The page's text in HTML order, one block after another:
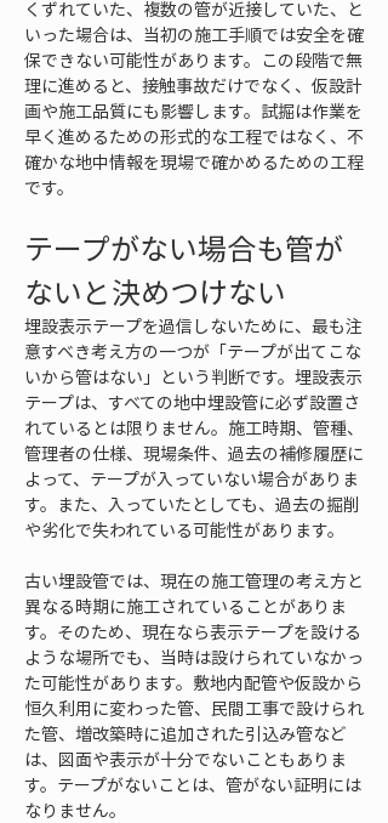
くずれていた、複数の管が近接していた、と
いった場合は、当初の施工手順では安全を確
保できない可能性があります。この段階で無
理に進めると、接触事故だけでなく、仮設計
画や施工品質にも影響します。試掘は作業を
早く進めるための形式的な工程ではなく、不
確かな地中情報を現場で確かめるための工程
です。
テープがない場合も管が
ないと決めつけない
埋設表示テープを過信しないために、最も注
意すべき考え方の一つが「テープが出てこな
いから管はない」という判断です。埋設表示
テープは、すべての地中埋設管に必ず設置さ
れているとは限りません。施工時期、管種、
管理者の仕様、現場条件、過去の補修履歴に
よって、テープが入っていない場合がありま
す。また、入っていたとしても、過去の掘削
や劣化で失われている可能性があります。
古い埋設管では、現在の施工管理の考え方と
異なる時期に施工されていることがありま
す。そのため、現在なら表示テープを設ける
ような場所でも、当時は設けられていなかっ
た可能性があります。敷地内配管や仮設から
恒久利用に変わった管、民間工事で設けられ
た管、増改築時に追加された引込み管など
は、図面や表示が十分でないこともありま
す。テープがないことは、管がない証明には
なりません。